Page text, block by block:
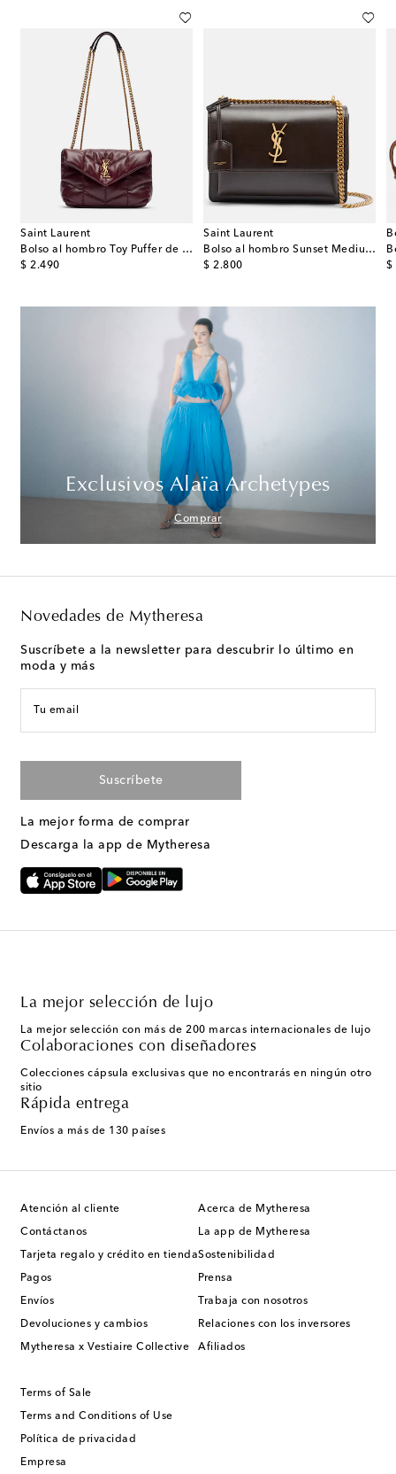
Saint Laurent
Bolso al hombro Toy Puffer de piel
$ 2.490
original price
Saint Laurent
Bolso al hombro Sunset Medium de piel
$ 2.800
original price $
Exclusivos Alaïa Archetypes
Comprar
Novedades de Mytheresa
Suscríbete a la newsletter para descubrir lo último en
moda y más
Tu email
Suscríbete
La mejor forma de comprar
Descarga la app de Mytheresa
La mejor selección de lujo
La mejor selección con más de 200 marcas internacionales de lujo
Colaboraciones con diseñadores
Colecciones cápsula exclusivas que no encontrarás en ningún otro
sitio
Rápida entrega
Envíos a más de 130 países
Atención al cliente
Contáctanos
Tarjeta regalo y crédito en tienda
Pagos
Envíos
Devoluciones y cambios
Mytheresa x Vestiaire Collective
Acerca de Mytheresa
La app de Mytheresa
Sostenibilidad
Prensa
Trabaja con nosotros
Relaciones con los inversores
Afiliados
Terms of Sale
Terms and Conditions of Use
Política de privacidad
Empresa